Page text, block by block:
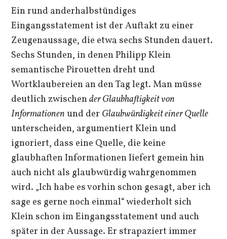
Ein rund anderhalbstündiges
Eingangsstatement ist der Auftakt zu einer
Zeugenaussage, die etwa sechs Stunden dauert.
Sechs Stunden, in denen Philipp Klein
semantische Pirouetten dreht und
Wortklaubereien an den Tag legt. Man müsse
deutlich zwischenderGlaubhaftigkeit von
Informationenund der Glaubwürdigkeit einer Quelle
unterscheiden, argumentiert Klein und
ignoriert, dass eine Quelle, die keine
glaubhaften Informationen liefert gemein hin
auch nicht als glaubwürdig wahrgenommen
wird. „Ich habe es vorhin schon gesagt, aber ich
sage es gerne noch einmal“ wiederholt sich
Klein schon im Eingangsstatement und auch
später in der Aussage. Er strapaziert immer